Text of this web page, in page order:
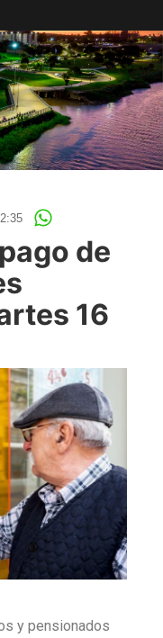
de
16
y pensionados